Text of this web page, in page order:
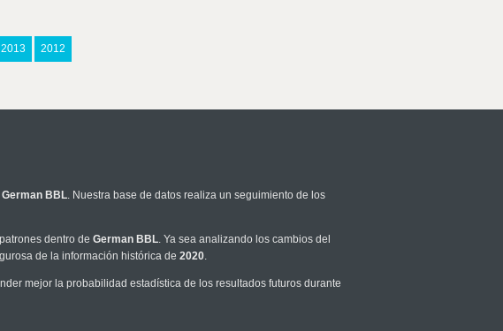
2013 2012
German BBL. Nuestra base de datos realiza un seguimiento de los
dentro de German BBL. Ya sea analizando los cambios del
de la información histórica de 2020.
mejor la probabilidad estadística de los resultados futuros durante